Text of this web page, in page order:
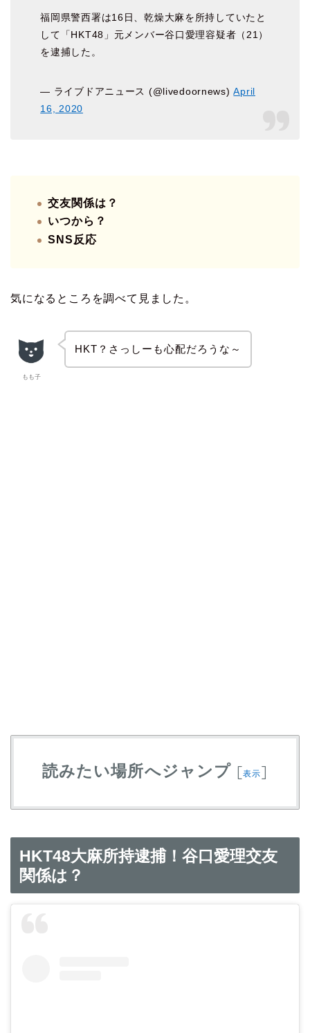
福岡県警西署は16日、乾燥大麻を所持していたと
して「HKT48」元メンバー谷口愛理容疑者（21）
を逮捕した。
— ライブドアニュース (@livedoornews)April
16, 2020
交友関係は？
いつから？
SNS反応
気になるところを調べて見ました。
もも子
HKT？さっしーも心配だろうな～
読みたい場所へジャンプ [表示]
HKT48大麻所持逮捕！谷口愛理交友
関係は？